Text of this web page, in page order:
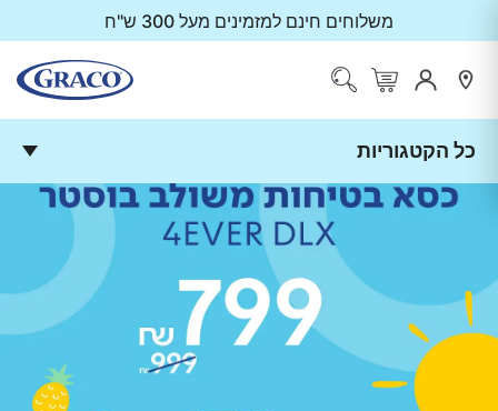
משלוחים חינם למזמינים מעל 300 ש"ח
כל הקטגוריות